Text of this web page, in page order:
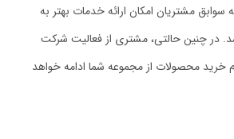
مشتریان امکان ارائه خدمات بهتر به
در چنین حالتی، مشتری از فعالیت شرکت
خرید محصولات از مجموعه شما ادامه خواهد